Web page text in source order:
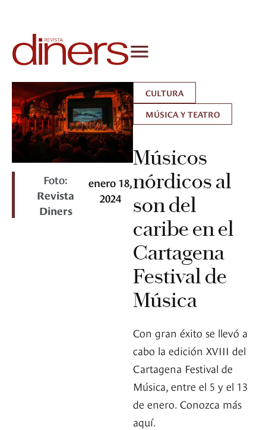
Foto:
Revista
Diners
enero 18,
2024
CULTURA
MÚSICA Y TEATRO
Músicos
nórdicos al
son del
caribe en el
Cartagena
Festival de
Música
Con gran éxito se llevó a
cabo la edición XVIII del
Cartagena Festival de
Música, entre el 5 y el 13
de enero. Conozca más
aquí.